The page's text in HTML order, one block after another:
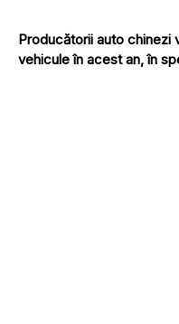
Producătorii auto chinezi
vehicule în acest an, în